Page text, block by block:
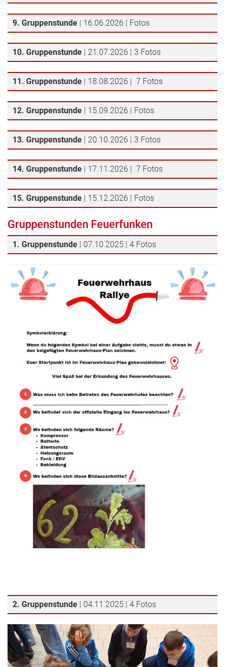
9. Gruppenstunde | 16.06.2026 | Fotos
10. Gruppenstunde | 21.07.2026 | 3 Fotos
11. Gruppenstunde | 18.08.2026 | 7 Fotos
12. Gruppenstunde | 15.09.2026 | Fotos
13. Gruppenstunde | 20.10.2026 | 3 Fotos
14. Gruppenstunde | 17.11.2026 | 7 Fotos
15. Gruppenstunde | 15.12.2026 | Fotos
Gruppenstunden Feuerfunken
1. Gruppenstunde | 07.10.2025 | 4 Fotos
2. Gruppenstunde | 04.11.2025 | 4 Fotos